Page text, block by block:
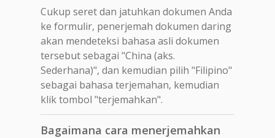
Cukup seret dan jatuhkan dokumen Anda
ke formulir, penerjemah dokumen daring
akan mendeteksi bahasa asli dokumen
tersebut sebagai "China (aks.
Sederhana)", dan kemudian pilih "Filipino"
sebagai bahasa terjemahan, kemudian
klik tombol "terjemahkan".
Bagaimana cara menerjemahkan